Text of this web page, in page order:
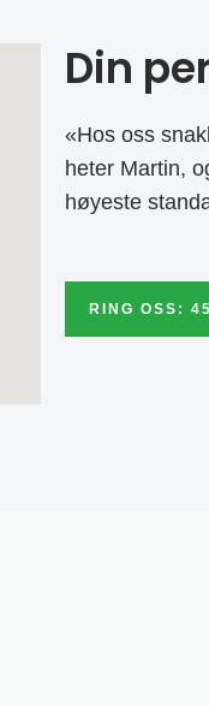
Din
«Hos oss
heter Martin,
høyeste
RING OSS: